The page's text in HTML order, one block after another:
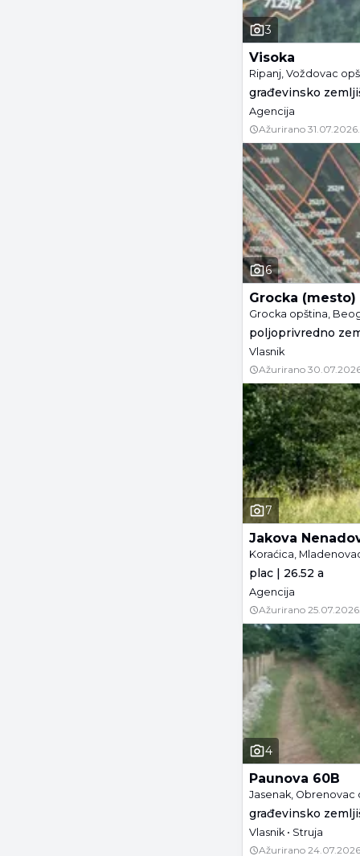
3
Visoka
Ripanj, Voždovac
građevinsko
Agencija
Ažurirano 31.07.2026.
6
Grocka (mesto)
Grocka opština,
poljoprivredno
Vlasnik
Ažurirano
7
Jakova
Koraćica,
plac | 26.52 a
Agencija
Ažurirano
4
Paunova 60B
Jasenak,
građevinsko
Vlasnik • Struja
Ažurirano